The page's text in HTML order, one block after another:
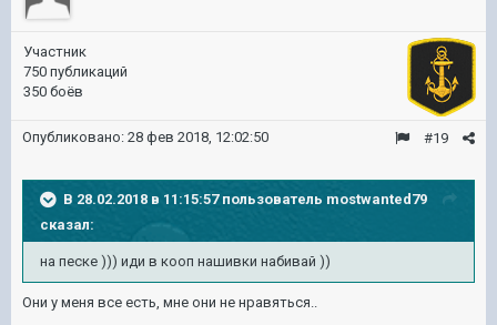
Участник
750 публикаций
350 боёв
#19
Опубликовано: 28 фев 2018, 12:02:50
В 28.02.2018 в 11:15:57 пользователь mostwanted79
сказал:
на песке ))) иди в кооп нашивки набивай ))
Они у меня все есть, мне они не нравяться..